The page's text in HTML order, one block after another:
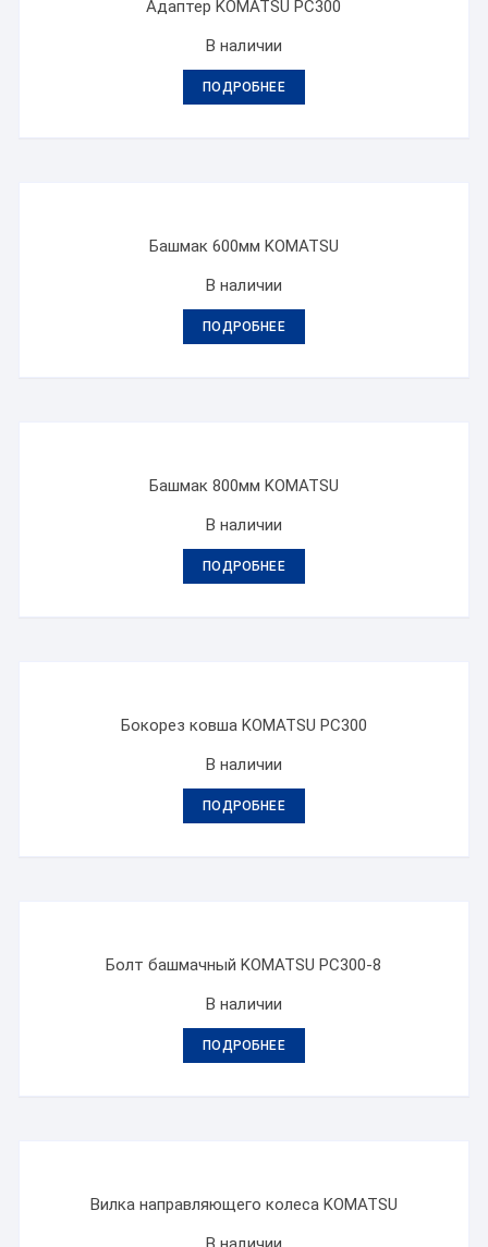
Адаптер KOMATSU PC300
В наличии
ПОДРОБНЕЕ
Башмак 600мм KOMATSU
В наличии
ПОДРОБНЕЕ
Башмак 800мм KOMATSU
В наличии
ПОДРОБНЕЕ
Бокорез ковша KOMATSU PC300
В наличии
ПОДРОБНЕЕ
Болт башмачный KOMATSU PC300-8
В наличии
ПОДРОБНЕЕ
Вилка направляющего колеса KOMATSU